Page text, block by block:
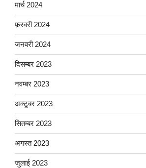
मार्च 2024
फ़रवरी 2024
जनवरी 2024
दिसम्बर 2023
नवम्बर 2023
अक्टूबर 2023
सितम्बर 2023
अगस्त 2023
जुलाई 2023